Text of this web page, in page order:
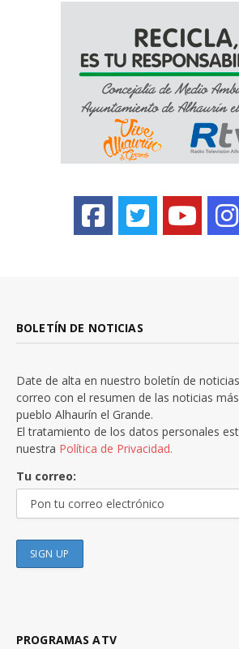
BOLETÍN DE NOTICIAS
Date de alta en nuestro boletín de
correo con el resumen de las noticias
pueblo Alhaurín el Grande.
El tratamiento de los datos personales
nuestra Política de Privacidad.
Tu correo:
PROGRAMAS ATV